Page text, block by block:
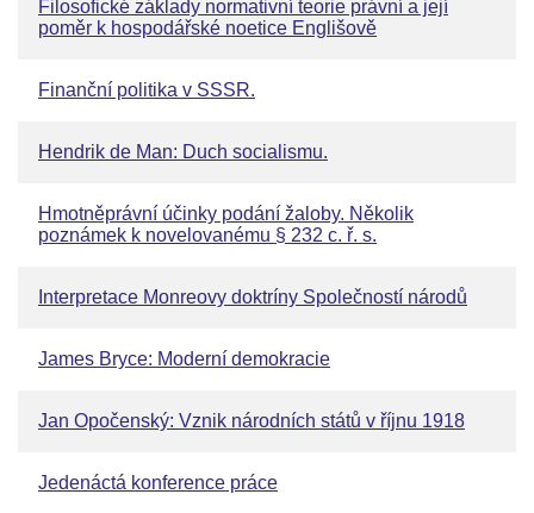
Filosofické základy normativní teorie právní a její
poměr k hospodářské noetice Englišově
Finanční politika v SSSR.
Hendrik de Man: Duch socialismu.
Hmotněprávní účinky podání žaloby. Několik
poznámek k novelovanému § 232 c. ř. s.
Interpretace Monreovy doktríny Společností národů
James Bryce: Moderní demokracie
Jan Opočenský: Vznik národních států v říjnu 1918
Jedenáctá konference práce